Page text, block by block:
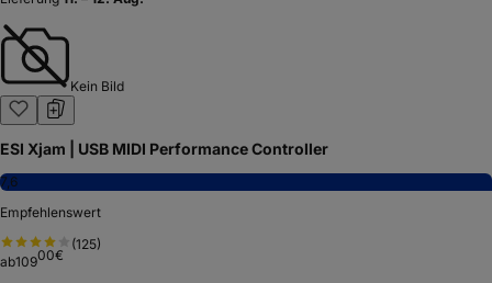
Kein Bild
ESI Xjam | USB MIDI Performance Controller
7,6
Empfehlenswert
(125)
ab10900€